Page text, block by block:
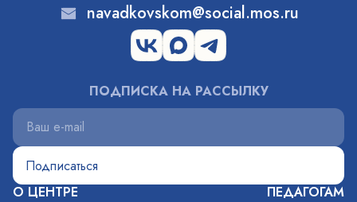
О ЦЕНТРЕ
ПЕДАГОГАМ
navadkovskom@social.mos.ru
ПОДПИСКА НА РАССЫЛКУ